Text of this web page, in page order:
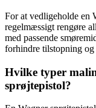
For at vedligeholde en
regelmæssigt rengøre
med passende
forhindre tilstopning og
Hvilke typer
sprøjtepistol?